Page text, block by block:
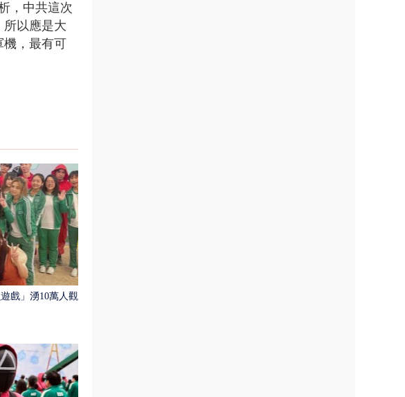
，中共這次
以應是大
機，最有可
戲」湧10萬人觀